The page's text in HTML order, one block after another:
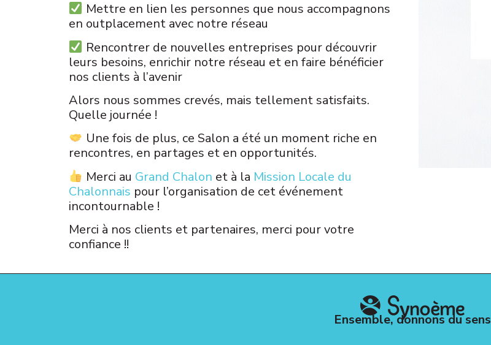
Mettre en lien les personnes que nous accompagnons
en outplacement avec notre réseau
Rencontrer de nouvelles entreprises pour découvrir
leurs besoins, enrichir notre réseau et en faire bénéficier
nos clients à l’avenir
Alors nous sommes crevés, mais tellement satisfaits.
Quelle journée !
Une fois de plus, ce Salon a été un moment riche en
rencontres, en partages et en opportunités.
Merci au Grand Chalon et à la Mission Locale du
Chalonnais pour l’organisation de cet événement
incontournable !
Merci à nos clients et partenaires, merci pour votre
confiance !!
Ensemble, donnons du sens